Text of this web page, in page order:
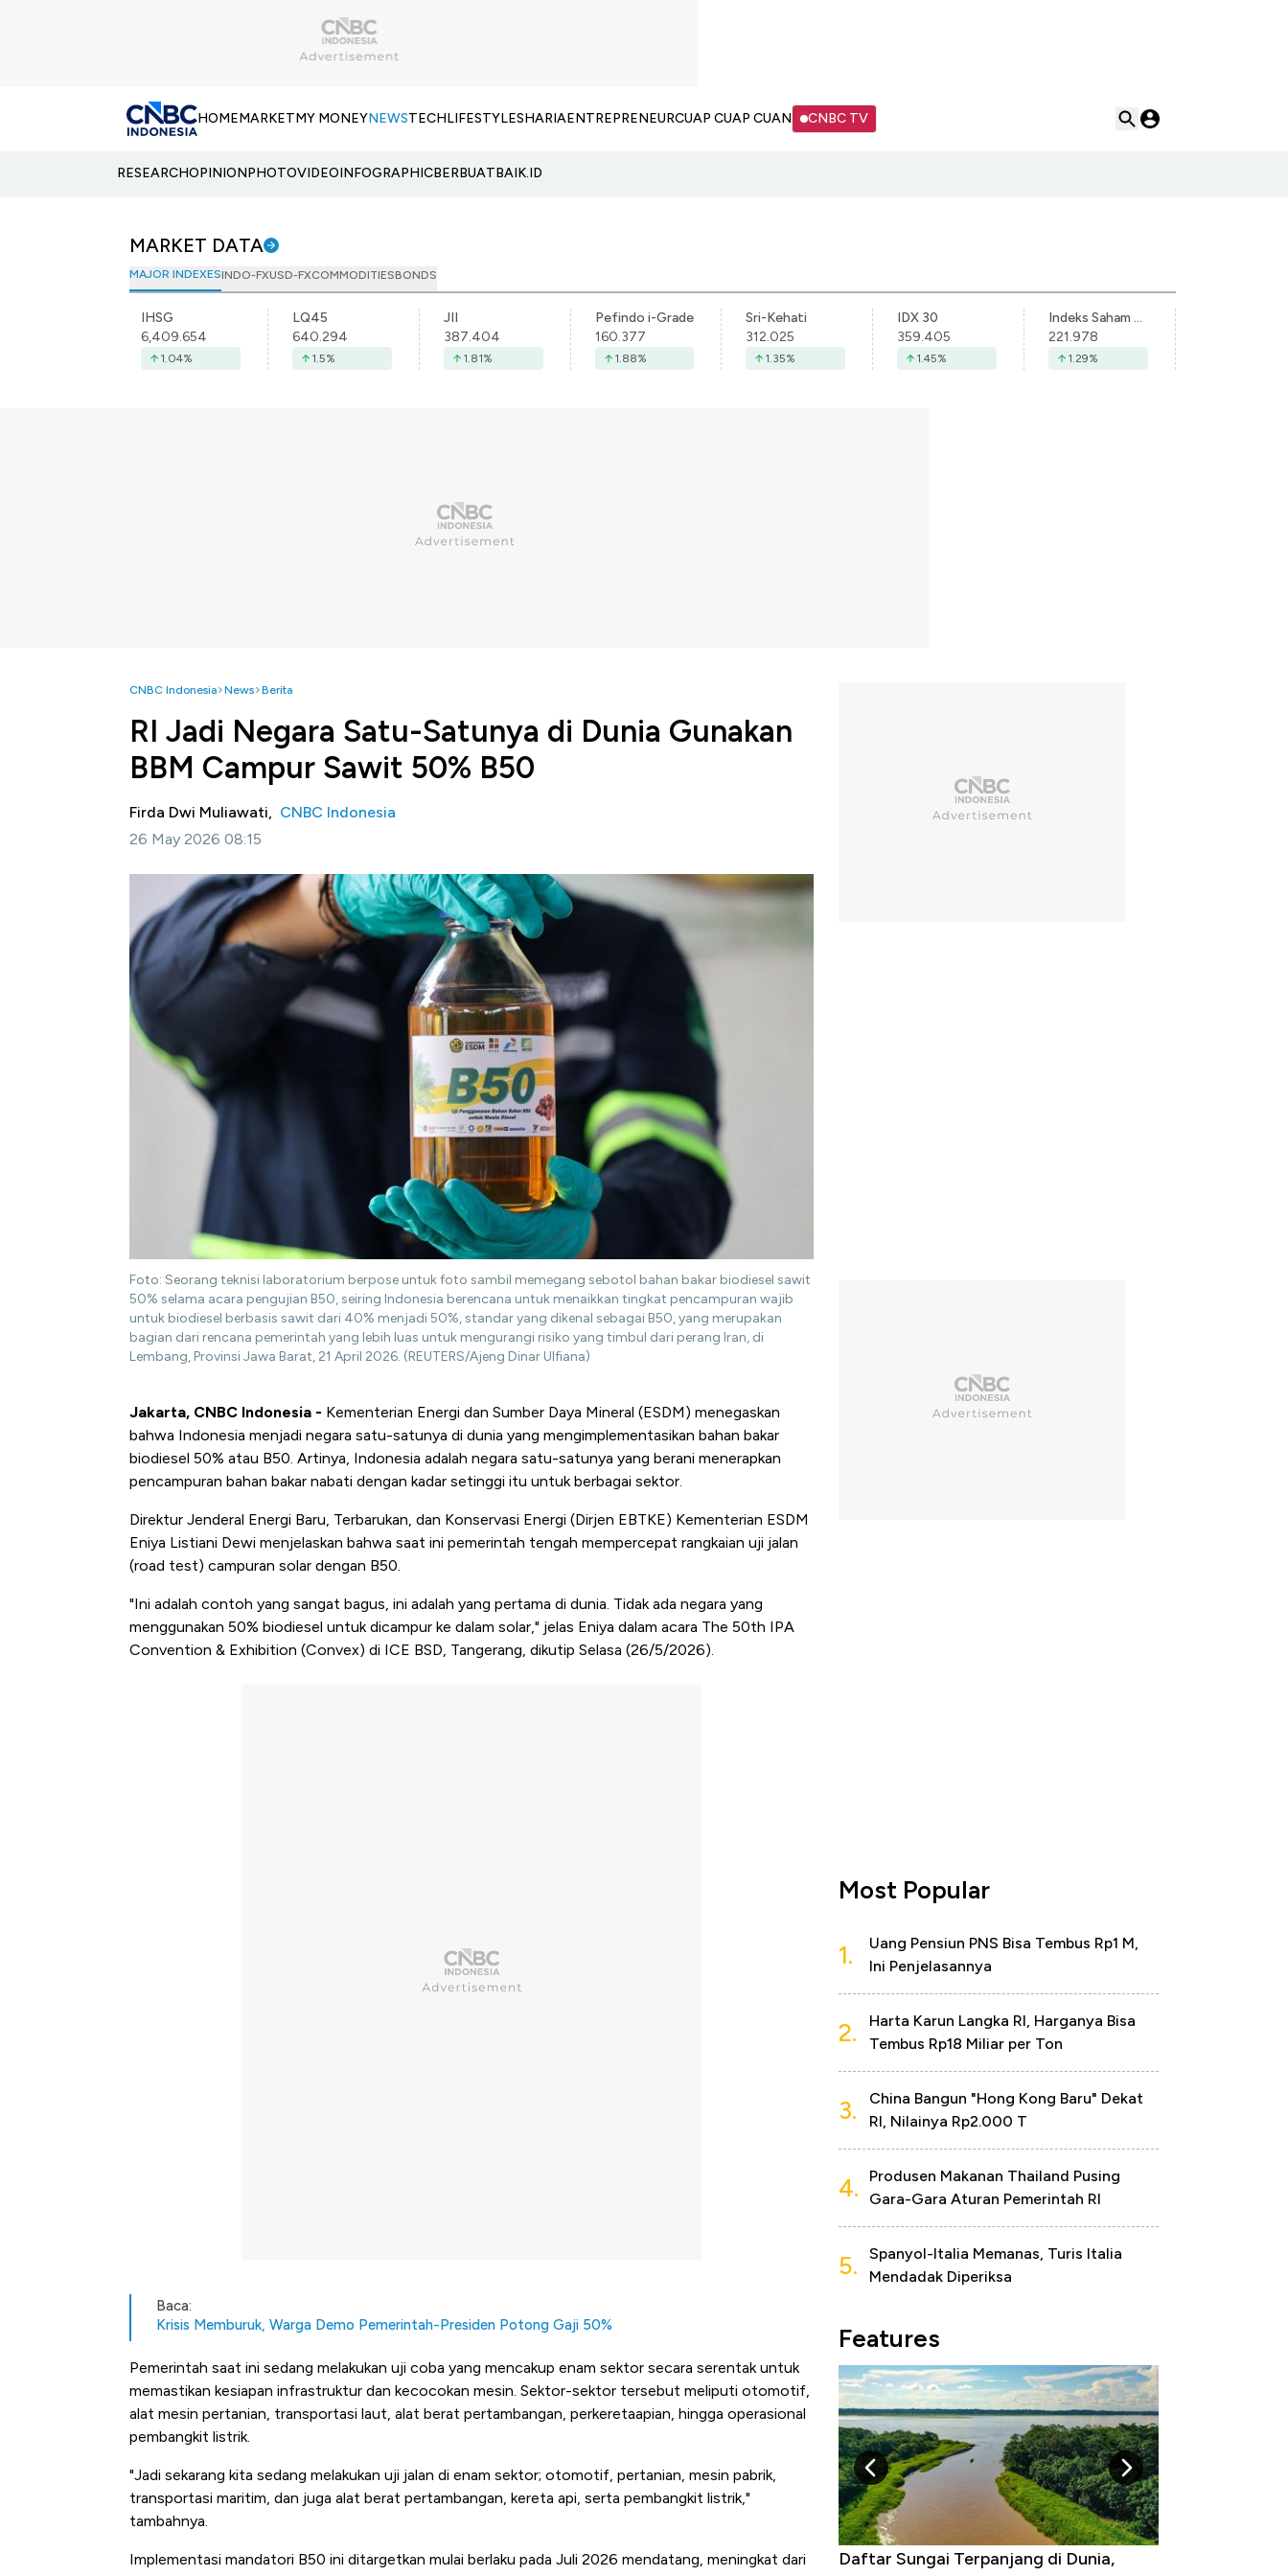
HOMEMARKETMY MONEYNEWSTECHLIFESTYLESHARIAENTREPRENEURCUAP CUAP CUAN CNBC TV
RESEARCHOPINIONPHOTOVIDEOINFOGRAPHICBERBUATBAIK.ID
MARKET DATA
MAJOR INDEXESINDO-FXUSD-FXCOMMODITIESBONDS
IHSG
6,409.654
1.04%
LQ45
640.294
1.5%
JII
387.404
1.81%
Pefindo i-Grade
160.377
1.88%
Sri-Kehati
312.025
1.35%
IDX 30
359.405
1.45%
Indeks Saham Syariah Indonesia
221.978
1.29%
CNBC Indonesia News Berita
RI Jadi Negara Satu-Satunya di Dunia Gunakan
BBM Campur Sawit 50% B50
Firda Dwi Muliawati, CNBC Indonesia
26 May 2026 08:15
Foto: Seorang teknisi laboratorium berpose untuk foto sambil memegang sebotol bahan bakar biodiesel sawit
50% selama acara pengujian B50, seiring Indonesia berencana untuk menaikkan tingkat pencampuran wajib
untuk biodiesel berbasis sawit dari 40% menjadi 50%, standar yang dikenal sebagai B50, yang merupakan
bagian dari rencana pemerintah yang lebih luas untuk mengurangi risiko yang timbul dari perang Iran, di
Lembang, Provinsi Jawa Barat, 21 April 2026. (REUTERS/Ajeng Dinar Ulfiana)
Jakarta, CNBC Indonesia - Kementerian Energi dan Sumber Daya Mineral (ESDM) menegaskan
bahwa Indonesia menjadi negara satu-satunya di dunia yang mengimplementasikan bahan bakar
biodiesel 50% atau B50. Artinya, Indonesia adalah negara satu-satunya yang berani menerapkan
pencampuran bahan bakar nabati dengan kadar setinggi itu untuk berbagai sektor.
Direktur Jenderal Energi Baru, Terbarukan, dan Konservasi Energi (Dirjen EBTKE) Kementerian ESDM
Eniya Listiani Dewi menjelaskan bahwa saat ini pemerintah tengah mempercepat rangkaian uji jalan
(road test) campuran solar dengan B50.
"Ini adalah contoh yang sangat bagus, ini adalah yang pertama di dunia. Tidak ada negara yang
menggunakan 50% biodiesel untuk dicampur ke dalam solar," jelas Eniya dalam acara The 50th IPA
Convention & Exhibition (Convex) di ICE BSD, Tangerang, dikutip Selasa (26/5/2026).
Baca:
Krisis Memburuk, Warga Demo Pemerintah-Presiden Potong Gaji 50%
Pemerintah saat ini sedang melakukan uji coba yang mencakup enam sektor secara serentak untuk
memastikan kesiapan infrastruktur dan kecocokan mesin. Sektor-sektor tersebut meliputi otomotif,
alat mesin pertanian, transportasi laut, alat berat pertambangan, perkeretaapian, hingga operasional
pembangkit listrik.
"Jadi sekarang kita sedang melakukan uji jalan di enam sektor; otomotif, pertanian, mesin pabrik,
transportasi maritim, dan juga alat berat pertambangan, kereta api, serta pembangkit listrik,"
tambahnya.
Implementasi mandatori B50 ini ditargetkan mulai berlaku pada Juli 2026 mendatang, meningkat dari
Most Popular
1.
Uang Pensiun PNS Bisa Tembus Rp1 M,
Ini Penjelasannya
2.
Harta Karun Langka RI, Harganya Bisa
Tembus Rp18 Miliar per Ton
3.
China Bangun "Hong Kong Baru" Dekat
RI, Nilainya Rp2.000 T
4.
Produsen Makanan Thailand Pusing
Gara-Gara Aturan Pemerintah RI
5.
Spanyol-Italia Memanas, Turis Italia
Mendadak Diperiksa
Features
Begini Cara Korsel atasi Panas Tanpa AC Daftar Sungai Terpanjang di Dunia,
Negara yang Warganya Sering